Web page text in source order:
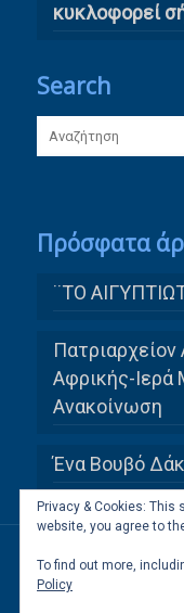
κυκλοφορεί
Search
Πρόσφατα
¨ΤΟ
Αφρικής-
Ανακοίνωση
Ένα Βουβό
All Rights
Privacy & Cookies:
website, you agree to
To find out more,
Policy